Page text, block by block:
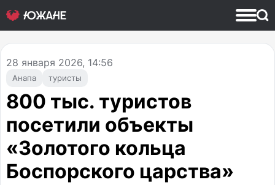
Анапа туристы
28 января 2026, 14:56
800 тыс. туристов
посетили объекты
«Золотого кольца
Боспорского царства»